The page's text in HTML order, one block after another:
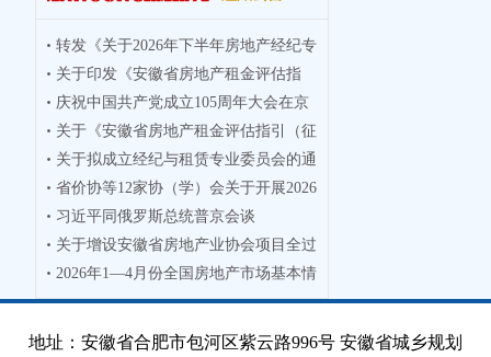
转发《关于2026年下半年房地产经纪专
业人员
关于印发《安徽省房地产租金评估指
引》的通
庆祝中国共产党成立105周年大会在京
隆重举
关于《安徽省房地产租金评估指引（征
求意见
关于拟成立经纪与租赁专业委员会的通
知
省价协等12家协（学）会关于开展2026
年度徽
习近平同俄罗斯总统普京会谈
关于增设安徽省房地产业协会项目全过
程咨询
2026年1—4月份全国房地产市场基本情
况
地址：安徽省合肥市包河区紫云路996号 安徽省城乡规划